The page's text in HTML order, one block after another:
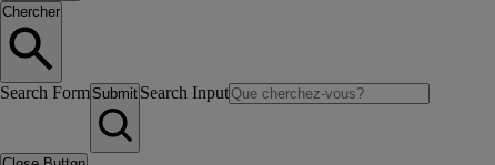
Chercher
Search Form Submit Search Input